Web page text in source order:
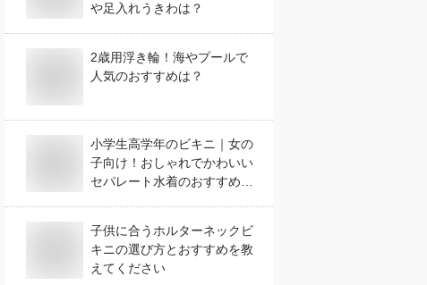
や足入れうきわは？
2歳用浮き輪！海やプールで
人気のおすすめは？
小学生高学年のビキニ｜女の
子向け！おしゃれでかわいい
セパレート水着のおすすめ
子供に合うホルターネックビ
キニの選び方とおすすめを教
えてください